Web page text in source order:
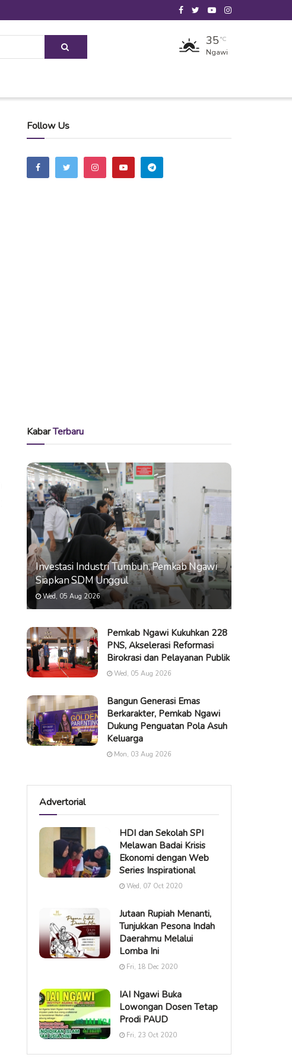
35 °C
Ngawi
Follow Us
KabarTerbaru
Investasi Industri Tumbuh, Pemkab Ngawi
Siapkan SDM Unggul
Wed, 05 Aug 2026
Pemkab Ngawi Kukuhkan 228
PNS, Akselerasi Reformasi
Birokrasi dan Pelayanan Publik
Wed, 05 Aug 2026
Bangun Generasi Emas
Berkarakter, Pemkab Ngawi
Dukung Penguatan Pola Asuh
Keluarga
Mon, 03 Aug 2026
Advertorial
HDI dan Sekolah SPI
Melawan Badai Krisis
Ekonomi dengan Web
Series Inspirational
Wed, 07 Oct 2020
Jutaan Rupiah Menanti,
Tunjukkan Pesona Indah
Daerahmu Melalui
Lomba Ini
Fri, 18 Dec 2020
IAI Ngawi Buka
Lowongan Dosen Tetap
Prodi PAUD
Fri, 23 Oct 2020